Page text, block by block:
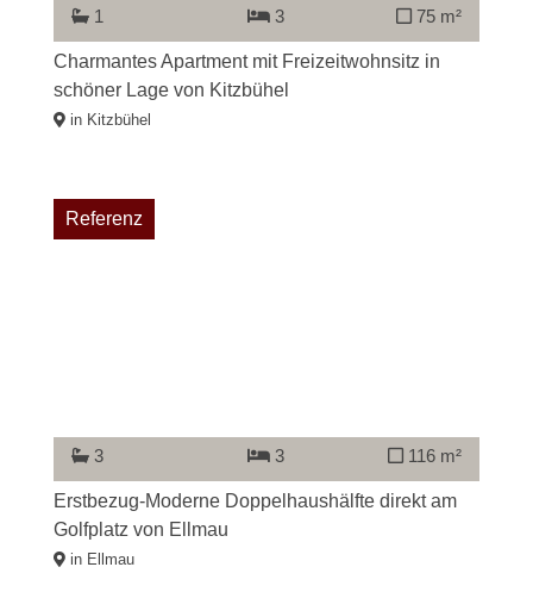
1 3 75 m²
Charmantes Apartment mit Freizeitwohnsitz in
schöner Lage von Kitzbühel
in Kitzbühel
Referenz
3 3 116 m²
Erstbezug-Moderne Doppelhaushälfte direkt am
Golfplatz von Ellmau
in Ellmau